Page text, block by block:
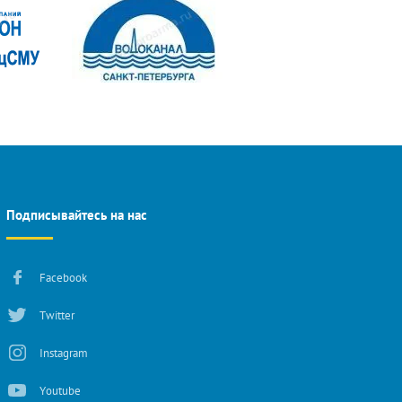
Подписывайтесь на нас
Facebook
Twitter
Instagram
Youtube